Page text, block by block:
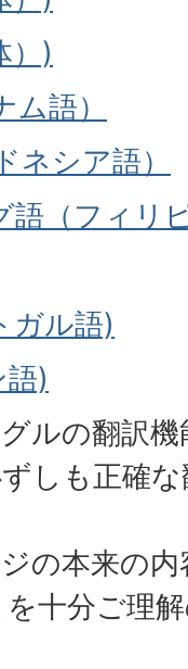
）)
語）
ネシア語）
語（フィリ
ガル語)
)
ルの翻訳
しも正確
の本来の
十分ご理